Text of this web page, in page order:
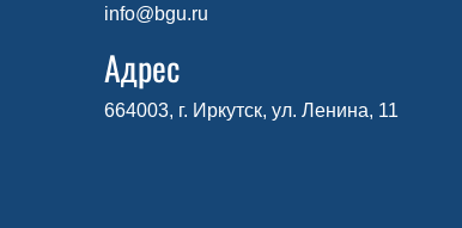
info@bgu.ru
Адрес
664003, г. Иркутск, ул. Ленина, 11